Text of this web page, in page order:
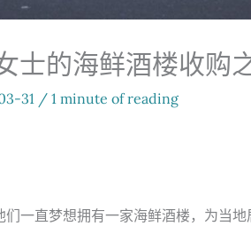
士的海鲜酒楼收购
31 / 1 minute of reading
一直梦想拥有一家海鲜酒楼，为当